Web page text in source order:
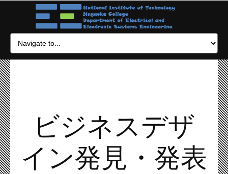
ビジネスデザ
イン発見・発表